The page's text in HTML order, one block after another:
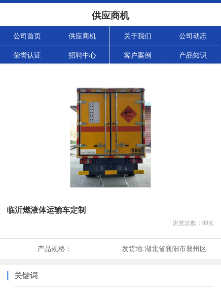
供应商机
公司首页 供应商机 关于我们 公司动态
荣誉认证 招聘中心 客户案例 产品知识
临沂燃液体运输车定制
浏览次数： 99次
产品规格： 发货地:湖北省襄阳市襄州区
关键词